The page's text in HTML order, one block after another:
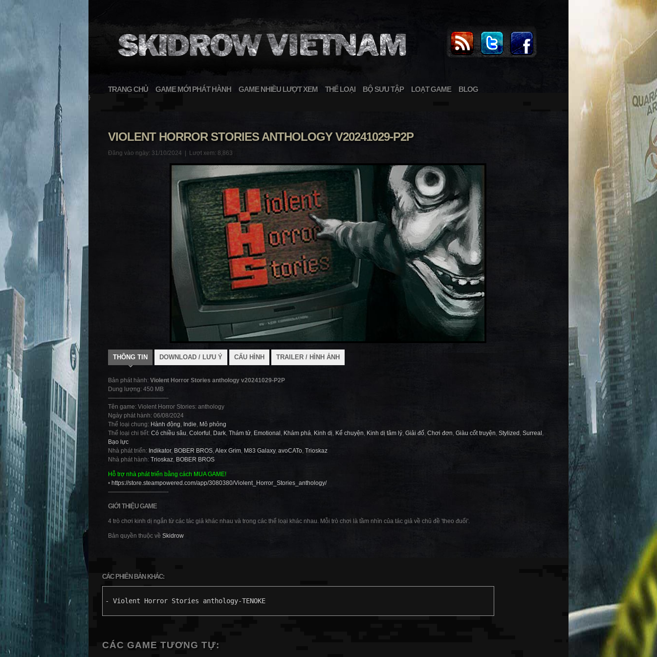
TRANG CHỦ GAME MỚI PHÁT HÀNH GAME NHIỀU LƯỢT XEM THỂ LOẠI BỘ SƯU TẬP LOẠT GAME BLOG
}
VIOLENT HORROR STORIES ANTHOLOGY V20241029-P2P
Đăng vào ngày: 31/10/2024 | Lượt xem: 8,863
THÔNG TIN DOWNLOAD / LƯU Ý CẤU HÌNH TRAILER / HÌNH ẢNH
Bản phát hành: Violent Horror Stories anthology v20241029-P2P
Dung lượng: 450 MB
——————————-
Tên game: Violent Horror Stories: anthology
Ngày phát hành: 06/08/2024
Thể loại chung: Hành động, Indie, Mô phỏng
Thể loại chi tiết: Có chiều sâu, Colorful , Dark, Thám tử, Emotional , Khám phá, Kinh dị, Kể chuyện, Kinh dị tâm lý, Giải đố, Chơi đơn, Giàu cốt truyện, Stylized , Surreal ,
Bạo lực
Nhà phát triển: Indikator, BOBER BROS,Alex Grim, M83 Galaxy, avoCATo, Trioskaz
Nhà phát hành: Trioskaz, BOBER BROS
Hỗ trợ nhà phát triển bằng cách MUA GAME!
• https://store.steampowered.com/app/3080380/Violent_Horror_Stories_anthology/
——————————-
GIỚI THIỆU GAME
4 trò chơi kinh dị ngắn từ các tác giả khác nhau và trong các thể loại khác nhau. Mỗi trò chơi là tầm nhìn của tác giả về chủ đề 'theo đuổi'.
Bản quyền thuộc về Skidrow
CÁC PHIÊN BẢN KHÁC:
- Violent Horror Stories anthology-TENOKE
CÁC GAME TƯƠNG TỰ: